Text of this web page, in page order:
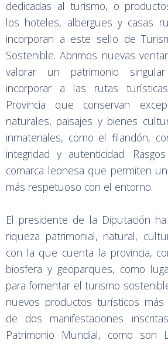
dedicadas al turismo, o
los hoteles, albergues y casas
incorporan a este sello de
Sostenible. Abrimos nuevas
valorar un patrimonio
incorporar a las rutas
Provincia que conservan
naturales, paisajes y bienes
inmateriales, como el filandón,
integridad y autenticidad.
comarca leonesa que permiten
más respetuoso con el entorno.
El presidente de la Diputación
riqueza patrimonial, natural,
con la que cuenta la provincia,
biosfera y geoparques, como
para fomentar el turismo
nuevos productos turísticos más
de dos manifestaciones
Patrimonio Mundial, como son